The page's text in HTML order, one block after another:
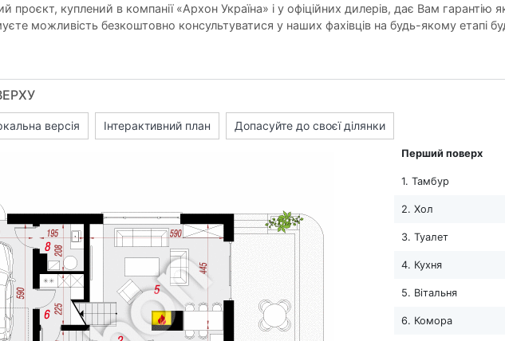
проєкт, куплений в компанії «Архон Україна» і у офіційних дилерів, дає Вам гарантію
можливість безкоштовно консультуватися у наших фахівців на будь-якому етапі
версія Інтерактивний план Допасуйте до своєї ділянки
Перший поверх
1. Тамбур
2. Хол
3. Туалет
4. Кухня
5. Вітальня
6. Комора